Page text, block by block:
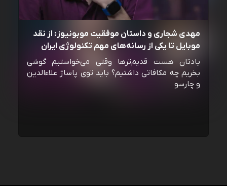
مهدی شجاری و داستان موفقیت موبونیوز: از نقد
موبایل تا یکی از رسانه‌‌های مهم تکنولوژی ایران
یادتان هست قدیم‌ترها وقتی می‌خواستیم گوشی
بخریم چه مکافاتی داشتیم؟ باید توی پاساژ علاءالدین
و چارسو